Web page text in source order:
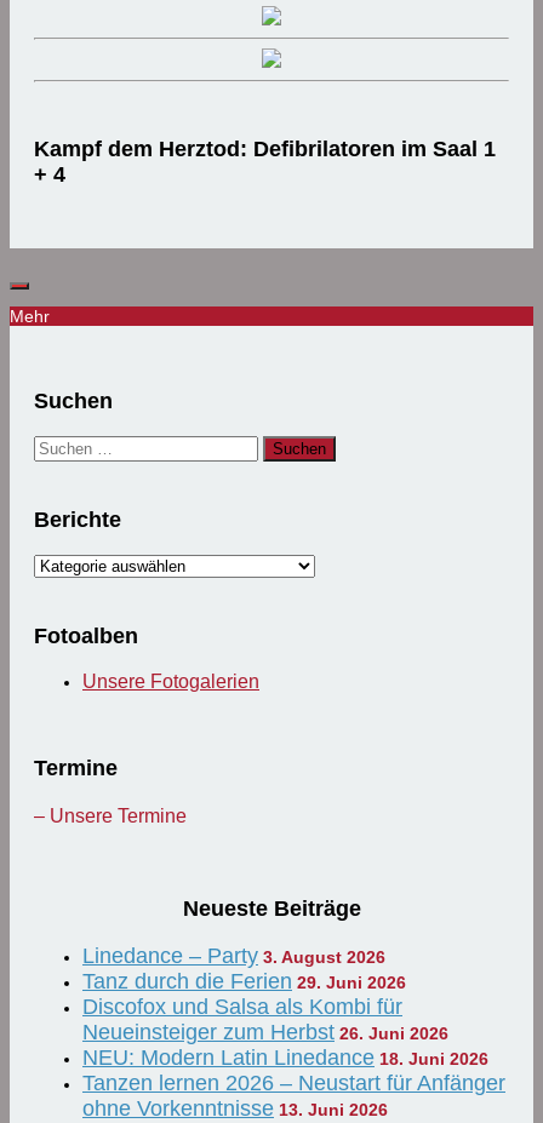
Kampf dem Herztod: Defibrilatoren im Saal 1
+ 4
Mehr
Suchen
Suchen
nach:
Berichte
Berichte
Fotoalben
Unsere Fotogalerien
Termine
– Unsere Termine
Neueste Beiträge
Linedance – Party 3. August 2026
Tanz durch die Ferien 29. Juni 2026
Discofox und Salsa als Kombi für
Neueinsteiger zum Herbst 26. Juni 2026
NEU: Modern Latin Linedance 18. Juni 2026
Tanzen lernen 2026 – Neustart für Anfänger
ohne Vorkenntnisse 13. Juni 2026